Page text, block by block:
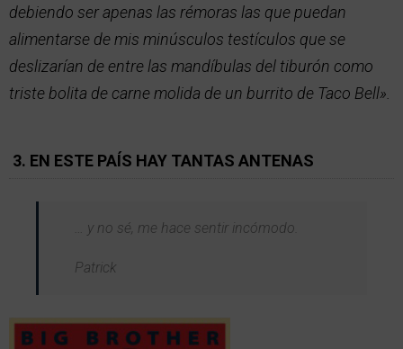
debiendo ser apenas las rémoras las que puedan
alimentarse de mis minúsculos testículos que se
deslizarían de entre las mandíbulas del tiburón como
triste bolita de carne molida de un burrito de Taco Bell».
3. EN ESTE PAÍS HAY TANTAS ANTENAS
… y no sé, me hace sentir incómodo.
Patrick